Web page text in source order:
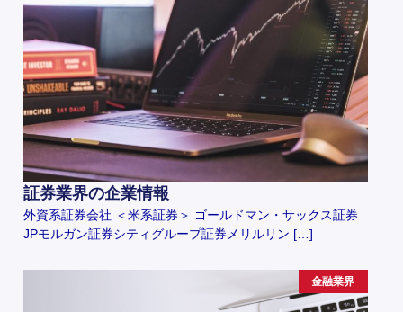
証券業界の企業情報
外資系証券会社 ＜米系証券＞ ゴールドマン・サックス証券
JPモルガン証券シティグループ証券メリルリン […]
金融業界